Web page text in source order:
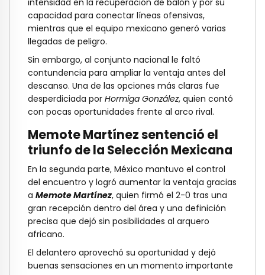
intensidad en la recuperación de balón y por su
capacidad para conectar líneas ofensivas,
mientras que el equipo mexicano generó varias
llegadas de peligro.
Sin embargo, al conjunto nacional le faltó
contundencia para ampliar la ventaja antes del
descanso. Una de las opciones más claras fue
desperdiciada por Hormiga González, quien contó
con pocas oportunidades frente al arco rival.
Memote Martínez sentenció el
triunfo de la Selección Mexicana
En la segunda parte, México mantuvo el control
del encuentro y logró aumentar la ventaja gracias
a Memote Martínez, quien firmó el 2-0 tras una
gran recepción dentro del área y una definición
precisa que dejó sin posibilidades al arquero
africano.
El delantero aprovechó su oportunidad y dejó
buenas sensaciones en un momento importante